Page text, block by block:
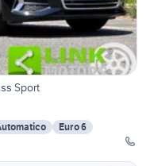
Sport
Euro 6